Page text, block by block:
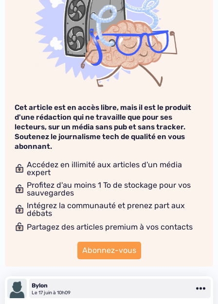
Cet article est en accès libre, mais il est le produit
d'une rédaction qui ne travaille que pour ses
lecteurs, sur un média sans pub et sans tracker.
Soutenez le journalisme tech de qualité en vous
abonnant.
Accédez en illimité aux articles d'un média
expert
Profitez d'au moins 1 To de stockage pour vos
sauvegardes
Intégrez la communauté et prenez part aux
débats
Partagez des articles premium à vos contacts
Abonnez-vous
Bylon
Le 17 juin à 10h09